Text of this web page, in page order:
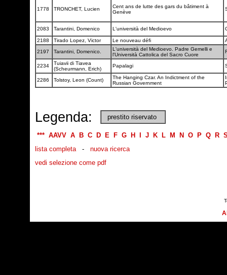
1778 TRONCHET, Lucien
Cent ans de lutte des gars du bâtiment à
Genève
2083 Tarantini, Domenico L'università del Medioevo
2188 Tirado Lopez, Victor Le nouveau défi
2197
Tarantini, Domenico.
L'università del Medioevo. Padre Gemelli e
l'Università Cattolica del Sacro Cuore
2234
Tuiavii di Tiavea
(Scheurmann, Erich)
Papalagi
2286 Tolstoy, Leon (Count)
The Hanging Czar. An Indictment of the
Russian Government
Legenda: prestito riservato
*** AAVV A B C D E F G H J K L M N O P Q R
lista completa- nuova ricerca
vedi selezione come pdf